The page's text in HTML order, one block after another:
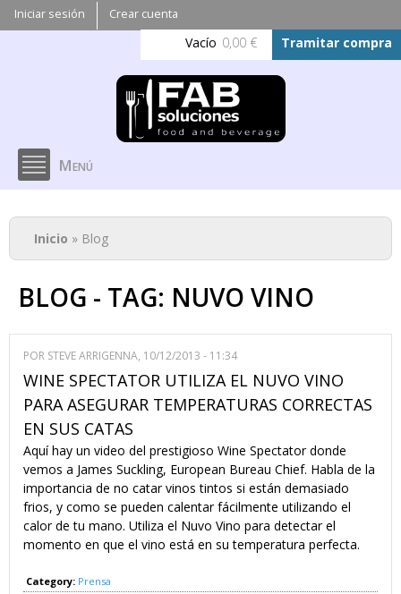
Pasar al
contenido
principal
Iniciar sesión Crear cuenta
Vacío 0,00 € Tramitar compra
Menú
Se encuentra usted aquí
Inicio » Blog
BLOG - TAG: NUVO VINO
POR STEVE ARRIGENNA, 10/12/2013 - 11:34
WINE SPECTATOR UTILIZA EL NUVO VINO
PARA ASEGURAR TEMPERATURAS CORRECTAS
EN SUS CATAS
Aquí hay un video del prestigioso Wine Spectator donde
vemos a James Suckling, European Bureau Chief. Habla de la
importancia de no catar vinos tintos si están demasiado
frios, y como se pueden calentar fácilmente utilizando el
calor de tu mano. Utiliza el Nuvo Vino para detectar el
momento en que el vino está en su temperatura perfecta.
Category: Prensa